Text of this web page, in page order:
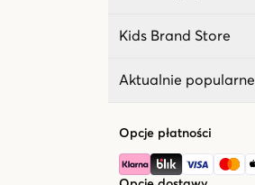
Kids Brand Store
Aktualnie popularne
Opcje płatności